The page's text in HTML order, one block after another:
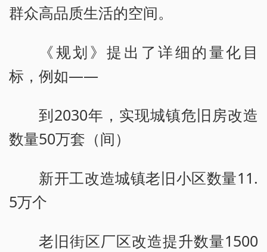
群众高品质生活的空间。
《规划》提出了详细的量化目
标，例如——
到2030年，实现城镇危旧房改造
数量50万套（间）
新开工改造城镇老旧小区数量11.
5万个
老旧街区厂区改造提升数量1500